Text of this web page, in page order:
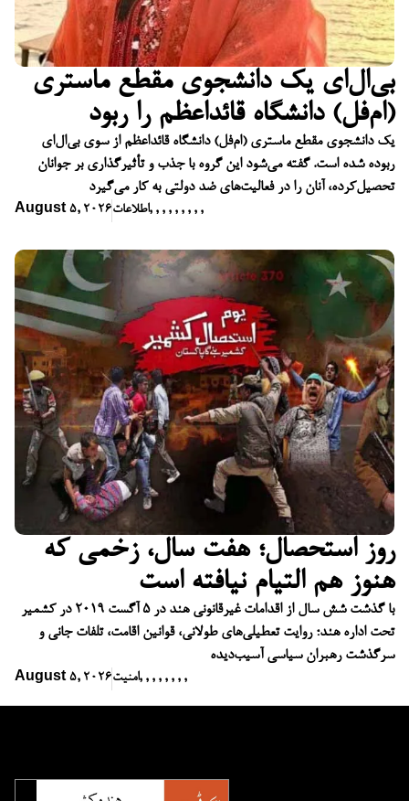
بی‌ال‌ای یک دانشجوی مقطع ماستری
(ام‌فل) دانشگاه قائداعظم را ربود
یک دانشجوی مقطع ماستری (ام‌فل) دانشگاه قائداعظم از سوی بی‌ال‌ای
ربوده شده است. گفته می‌شود این گروه با جذب و تأثیرگذاری بر جوانان
تحصیل‌کرده، آنان را در فعالیت‌های ضد دولتی به کار می‌گیرد
August 5, 2026اطلاعات, , , , , , , , ,
روز استحصال؛ هفت سال، زخمی که
هنوز هم التیام نیافته است
با گذشت شش سال از اقدامات غیرقانونی هند در ۵ آگست ۲۰۱۹ در کشمیر
تحت اداره هند؛ روایت تعطیلی‌های طولانی، قوانین اقامت، تلفات جانی و
سرگذشت رهبران سیاسی آسیب‌دیده
August 5, 2026امنیت, , , , , , , ,